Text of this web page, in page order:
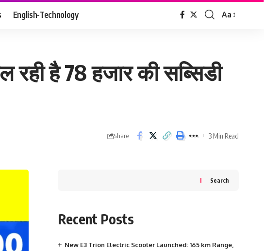
English-Technology
Font
Aa
रही है 78 हजार की सब्सिडी
Share 3 Min Read
Search
Recent Posts
New E3 Trion Electric Scooter Launched: 165 km Range,